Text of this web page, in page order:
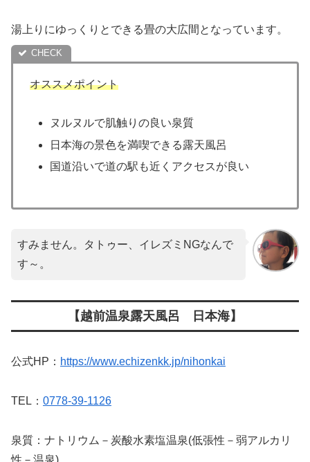
湯上りにゆっくりとできる畳の大広間となっています。
オススメポイント
ヌルヌルで肌触りの良い泉質
日本海の景色を満喫できる露天風呂
国道沿いで道の駅も近くアクセスが良い
すみません。タトゥー、イレズミNGなんで
す～。
【越前温泉露天風呂 日本海】
公式HP： https://www.echizenkk.jp/nihonkai
TEL： 0778-39-1126
泉質：ナトリウム－炭酸水素塩温泉(低張性－弱アルカリ
性－温泉)